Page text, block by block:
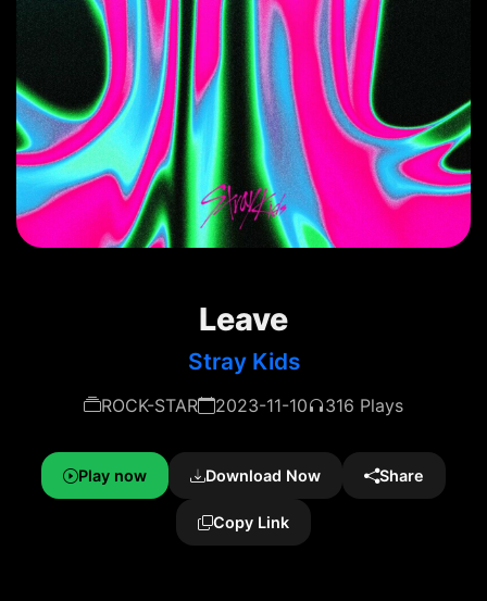
Leave
Stray Kids
ROCK-STAR 2023-11-10 316 Plays
Play now Download Now Share
Copy Link